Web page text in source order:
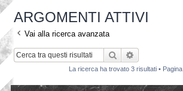
ARGOMENTI ATTIVI
Vai alla ricerca avanzata
Cerca
La ricerca ha trovato 3 risultati • Pagina